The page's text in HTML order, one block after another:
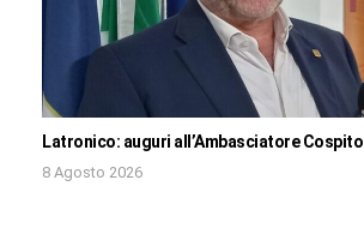
Latronico: auguri all’Ambasciatore Cospito
8 Agosto 2026